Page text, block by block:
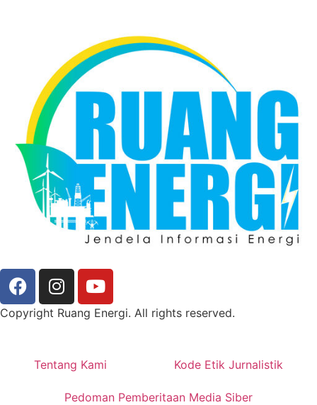
Copyright Ruang Energi. All rights reserved.
Tentang Kami Kode Etik Jurnalistik
Pedoman Pemberitaan Media Siber